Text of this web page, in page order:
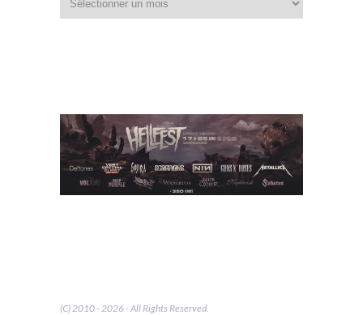
dans
les
(C) 2010 - 2026 - All Rights Reserved.